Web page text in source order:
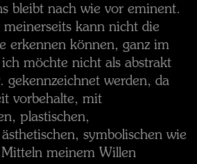
bleibt nach wie vor eminent.
meinerseits kann nicht die
erkennen können, ganz im
möchte nicht als abstrakt
gekennzeichnet werden, da
vorbehalte, mit
plastischen,
symbolischen wie
meinem Willen